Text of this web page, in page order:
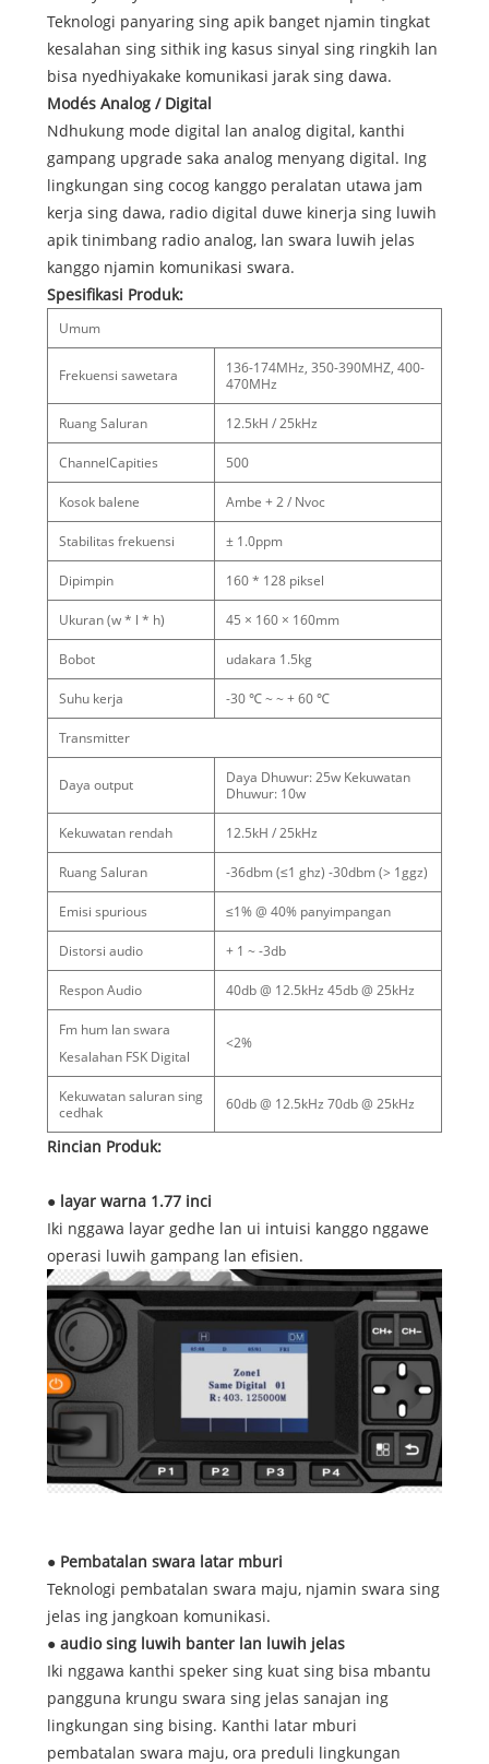
Teknologi panyaring sing apik banget njamin tingkat
kesalahan sing sithik ing kasus sinyal sing ringkih lan
bisa nyedhiyakake komunikasi jarak sing dawa.
Modés Analog / Digital
Ndhukung mode digital lan analog digital, kanthi
gampang upgrade saka analog menyang digital. Ing
lingkungan sing cocog kanggo peralatan utawa jam
kerja sing dawa, radio digital duwe kinerja sing luwih
apik tinimbang radio analog, lan swara luwih jelas
kanggo njamin komunikasi swara.
Spesifikasi Produk:
Umum
Frekuensi sawetara
136-174MHz, 350-390MHZ, 400-
470MHz
Ruang Saluran 12.5kH / 25kHz
ChannelCapities 500
Kosok balene Ambe + 2 / Nvoc
Stabilitas frekuensi ± 1.0ppm
Dipimpin 160 * 128 piksel
Ukuran (w * l * h) 45 × 160 × 160mm
Bobot udakara 1.5kg
Suhu kerja -30 ℃ ~ ~ + 60 ℃
Transmitter
Daya output
Daya Dhuwur: 25w Kekuwatan
Dhuwur: 10w
Kekuwatan rendah 12.5kH / 25kHz
Ruang Saluran -36dbm (≤1 ghz) -30dbm (> 1ggz)
Emisi spurious ≤1% @ 40% panyimpangan
Distorsi audio + 1 ~ -3db
Respon Audio 40db @ 12.5kHz 45db @ 25kHz
Fm hum lan swara
Kesalahan FSK Digital
<2%
Kekuwatan saluran sing
cedhak
60db @ 12.5kHz 70db @ 25kHz
Rincian Produk:
● layar warna 1.77 inci
Iki nggawa layar gedhe lan ui intuisi kanggo nggawe
operasi luwih gampang lan efisien.
● Pembatalan swara latar mburi
Teknologi pembatalan swara maju, njamin swara sing
jelas ing jangkoan komunikasi.
● audio sing luwih banter lan luwih jelas
Iki nggawa kanthi speker sing kuat sing bisa mbantu
pangguna krungu swara sing jelas sanajan ing
lingkungan sing bising. Kanthi latar mburi
pembatalan swara maju, ora preduli lingkungan